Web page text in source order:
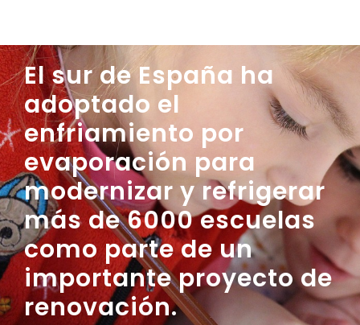
El sur de España ha
adoptado el
enfriamiento por
evaporación para
modernizar y refrigerar
más de 6000 escuelas
como parte de un
importante proyecto de
renovación.